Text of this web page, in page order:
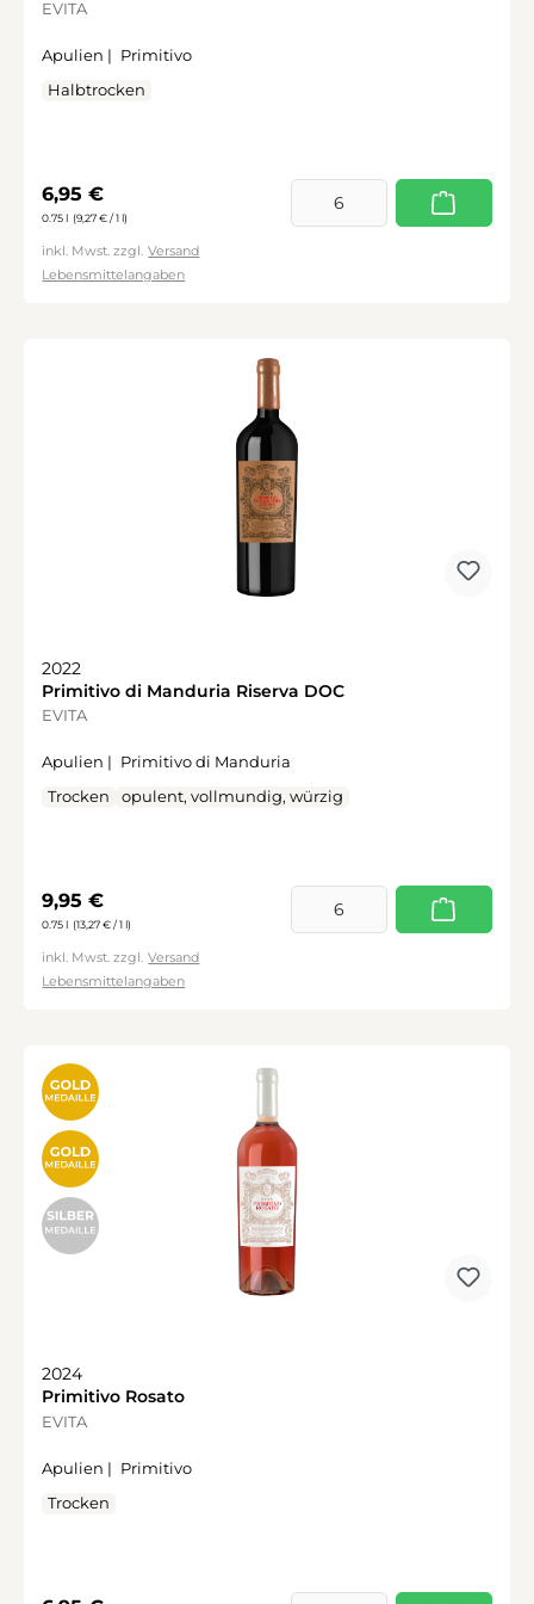
EVITA
Apulien | Primitivo
Halbtrocken
Regulärer Preis:
6,95 €
0.75 l (9,27 € / 1 l)
inkl. Mwst. zzgl. Versand
Lebensmittelangaben
2022
Primitivo di Manduria Riserva DOC
EVITA
Apulien | Primitivo di Manduria
Trocken
opulent, vollmundig, würzig
Regulärer Preis:
9,95 €
0.75 l (13,27 € / 1 l)
inkl. Mwst. zzgl. Versand
Lebensmittelangaben
2024
Primitivo Rosato
EVITA
Apulien | Primitivo
Trocken